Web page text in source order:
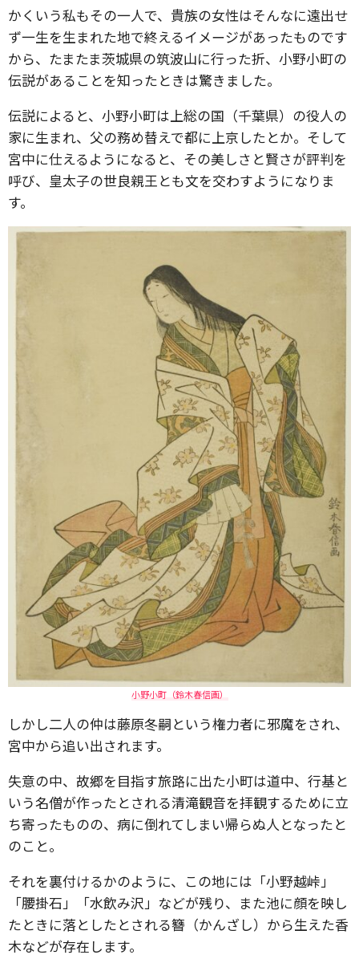
かくいう私もその一人で、貴族の女性はそんなに遠出せ
ず一生を生まれた地で終えるイメージがあったものです
から、たまたま茨城県の筑波山に行った折、小野小町の
伝説があることを知ったときは驚きました。
伝説によると、小野小町は上総の国（千葉県）の役人の
家に生まれ、父の務め替えで都に上京したとか。そして
宮中に仕えるようになると、その美しさと賢さが評判を
呼び、皇太子の世良親王とも文を交わすようになりま
す。
小野小町（鈴木春信画）
しかし二人の仲は藤原冬嗣という権力者に邪魔をされ、
宮中から追い出されます。
失意の中、故郷を目指す旅路に出た小町は道中、行基と
いう名僧が作ったとされる清滝観音を拝観するために立
ち寄ったものの、病に倒れてしまい帰らぬ人となったと
のこと。
それを裏付けるかのように、 この地には「小野越峠」
「腰掛石」「水飲み沢」などが残り、また池に顔を映し
たときに落としたとされる簪（かんざし）から生えた香
木などが存在します。